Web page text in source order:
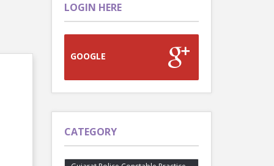
LOGIN HERE
GOOGLE
CATEGORY